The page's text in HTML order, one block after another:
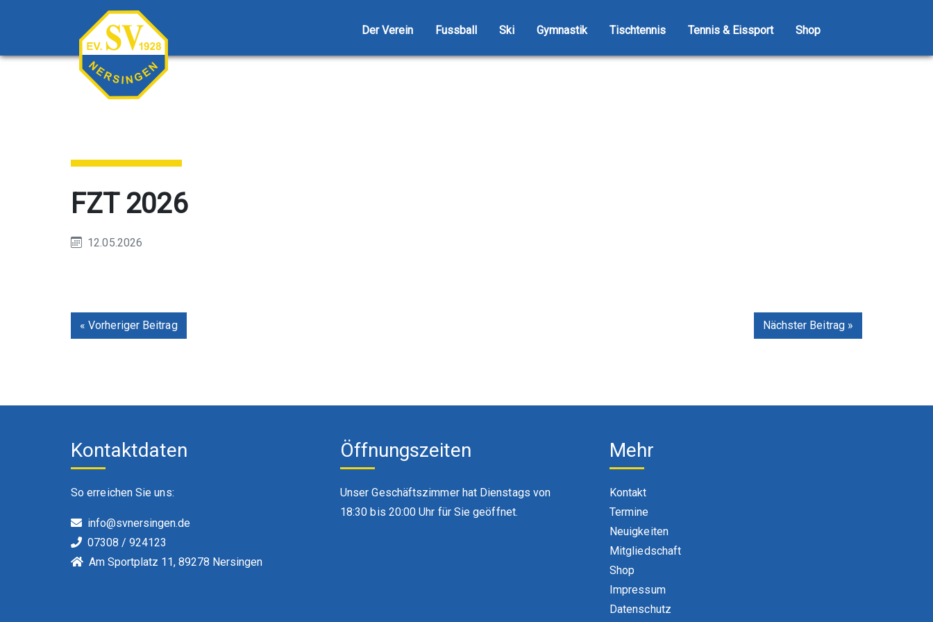
Der Verein Fussball Ski Gymnastik Tischtennis Tennis & Eissport Shop
FZT 2026
12.05.2026
« Vorheriger Beitrag Nächster Beitrag »
Kontaktdaten
So erreichen Sie uns:
info@svnersingen.de
07308 / 924123
Am Sportplatz 11, 89278 Nersingen
Öffnungszeiten
Unser Geschäftszimmer hat Dienstags von
18:30 bis 20:00 Uhr für Sie geöffnet.
Mehr
Kontakt
Termine
Neuigkeiten
Mitgliedschaft
Shop
Impressum
Datenschutz